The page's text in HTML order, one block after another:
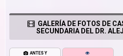
GALERÍA DE FOTOS DE
SECUNDARIA DEL DR.
ANTES Y